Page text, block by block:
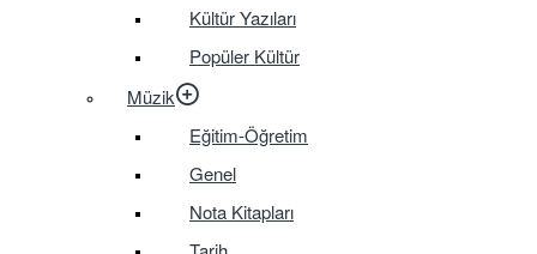
Kültür Yazıları
Popüler Kültür
Müzik
Eğitim-Öğretim
Genel
Nota Kitapları